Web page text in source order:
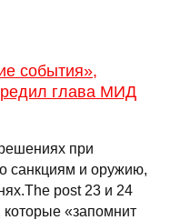
события»,
глава МИД
при
санкциям и оружию,
post 23 и 24
«запомнит